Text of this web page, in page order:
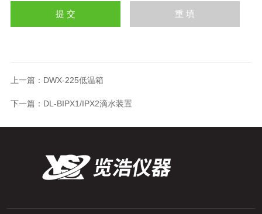
上一篇： DWX-225低温箱
下一篇： DL-BIPX1/IPX2滴水装置